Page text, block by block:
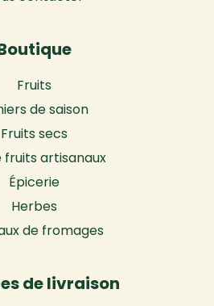
Fruits
de saison
Fruits secs
fruits artisanaux
Épicerie
Herbes
de fromages
de livraison